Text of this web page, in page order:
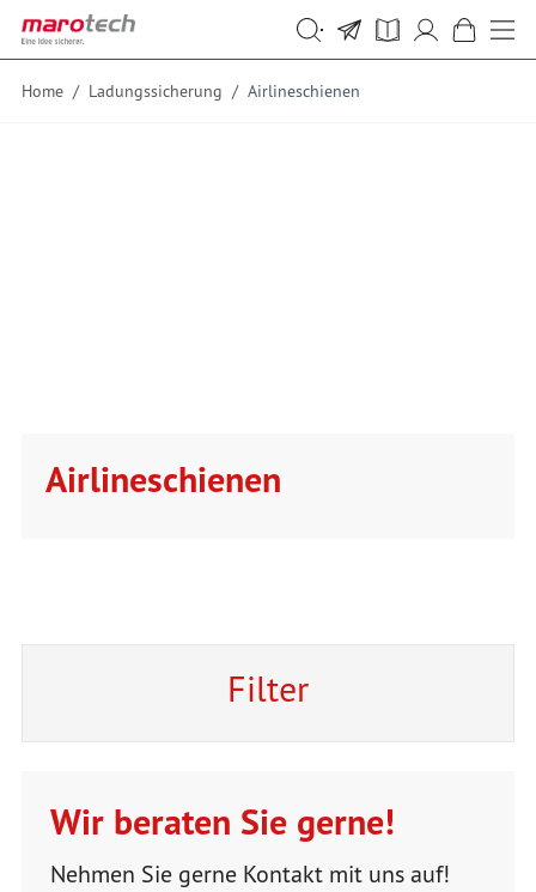
Skip to Content
Suche
Suche
Home / Ladungssicherung / Airlineschienen
Airlineschienen
Filter
Wir beraten Sie gerne!
Nehmen Sie gerne Kontakt mit uns auf!